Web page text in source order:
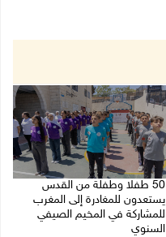
50 طفلا وطفلة من القدس
يستعدون للمغادرة إلى المغرب
للمشاركة في المخيم الصيفي
السنوي